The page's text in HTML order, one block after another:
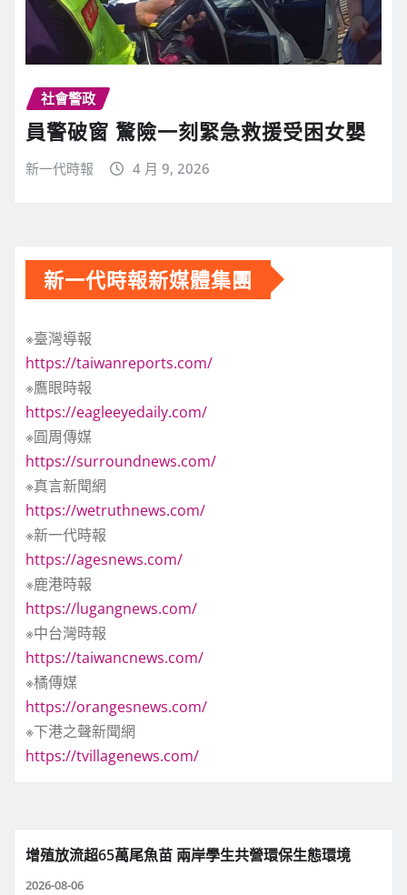
社會警政
員警破窗 驚險一刻緊急救援受困女嬰
新一代時報 4 月 9, 2026
新一代時報新媒體集團
※臺灣導報
https://taiwanreports.com/
※鷹眼時報
https://eagleeyedaily.com/
※圓周傳媒
https://surroundnews.com/
※真言新聞網
https://wetruthnews.com/
※新一代時報
https://agesnews.com/
※鹿港時報
https://lugangnews.com/
※中台灣時報
https://taiwancnews.com/
※橘傳媒
https://orangesnews.com/
※下港之聲新聞網
https://tvillagenews.com/
增殖放流超65萬尾魚苗 兩岸學生共營環保生態環境
2026-08-06